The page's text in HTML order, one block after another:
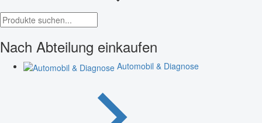
Nach Abteilung einkaufen
Automobil & Diagnose